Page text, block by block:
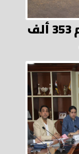
الصوامع والشون تستلم 353 ألف